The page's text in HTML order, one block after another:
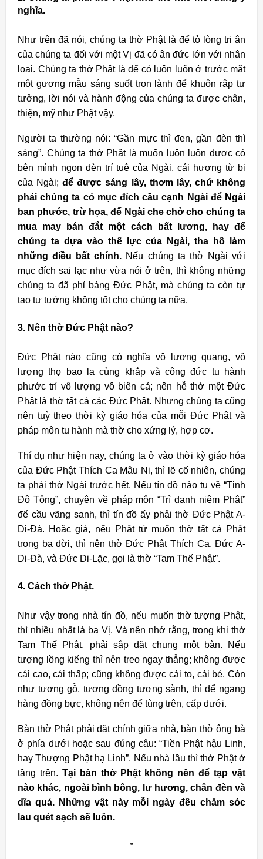
nghĩa.
Như trên đã nói, chúng ta thờ Phật là để tỏ lòng tri ân
của chúng ta đối với một Vị đã có ân đức lớn với nhân
loại. Chúng ta thờ Phật là để có luôn luôn ở trước mặt
một gương mẫu sáng suốt trọn lành để khuôn rập tư
tưởng, lời nói và hành động của chúng ta được chân,
thiện, mỹ như Phật vậy.
Người ta thường nói: “Gần mực thì đen, gần đèn thì
sáng”. Chúng ta thờ Phật là muốn luôn luôn được có
bên mình ngọn đèn trí tuệ của Ngài, cái hương từ bi
của Ngài;để được sáng lây, thơm lây, chứ không
phải chúng ta có mục đích cầu cạnh Ngài để Ngài
ban phước, trừ họa, để Ngài che chở cho chúng ta
mua may bán đắt một cách bất lương, hay để
chúng ta dựa vào thế lực của Ngài, tha hồ làm
những điều bất chính. Nếu chúng ta thờ Ngài với
mục đích sai lạc như vừa nói ở trên, thì không những
chúng ta đã phỉ báng Ðức Phật, mà chúng ta còn tự
tạo tư tưởng không tốt cho chúng ta nữa.
3. Nên thờ Ðức Phật nào?
Ðức Phật nào cũng có nghĩa vô lượng quang, vô
lượng thọ bao la cùng khắp và công đức tu hành
phước trí vô lượng vô biên cả; nên hễ thờ một Ðức
Phật là thờ tất cả các Ðức Phật. Nhưng chúng ta cũng
nên tuỳ theo thời kỳ giáo hóa của mỗi Ðức Phật và
pháp môn tu hành mà thờ cho xứng lý, hợp cơ.
Thí dụ như hiện nay, chúng ta ở vào thời kỳ giáo hóa
của Ðức Phật Thích Ca Mâu Ni, thì lẽ cố nhiên, chúng
ta phải thờ Ngài trước hết. Nếu tín đồ nào tu về “Tịnh
Ðộ Tông”, chuyên về pháp môn “Trì danh niệm Phật”
để cầu vãng sanh, thì tín đồ ấy phải thờ Ðức Phật A-
Di-Ðà. Hoặc giả, nếu Phật tử muốn thờ tất cả Phật
trong ba đời, thì nên thờ Ðức Phật Thích Ca, Ðức A-
Di-Ðà, và Ðức Di-Lặc, gọi là thờ “Tam Thế Phật”.
4. Cách thờ Phật.
Như vậy trong nhà tín đồ, nếu muốn thờ tượng Phật,
thì nhiều nhất là ba Vị. Và nên nhớ rằng, trong khi thờ
Tam Thế Phật, phải sắp đặt chung một bàn. Nếu
tượng lồng kiếng thì nên treo ngay thẳng; không được
cái cao, cái thấp; cũng không được cái to, cái bé. Còn
như tượng gỗ, tượng đồng tượng sành, thì để ngang
hàng đồng bực, không nên để tùng trên, cấp dưới.
Bàn thờ Phật phải đặt chính giữa nhà, bàn thờ ông bà
ở phía dưới hoặc sau đúng câu: “Tiền Phật hậu Linh,
hay Thượng Phật hạ Linh”. Nếu nhà lầu thì thờ Phật ở
tầng trên. Tại bàn thờ Phật không nên để tạp vật
nào khác, ngoài bình bông, lư hương, chân đèn và
dĩa quả. Những vật này mỗi ngày đều chăm sóc
lau quét sạch sẽ luôn.
*